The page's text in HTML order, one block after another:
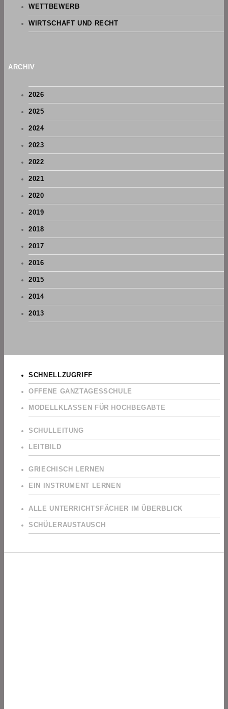
WETTBEWERB
WIRTSCHAFT UND RECHT
ARCHIV
2026
2025
2024
2023
2022
2021
2020
2019
2018
2017
2016
2015
2014
2013
SCHNELLZUGRIFF
OFFENE GANZTAGESSCHULE
MODELLKLASSEN FÜR HOCHBEGABTE
SCHULLEITUNG
LEITBILD
GRIECHISCH LERNEN
EIN INSTRUMENT LERNEN
ALLE UNTERRICHTSFÄCHER IM ÜBERBLICK
SCHÜLERAUSTAUSCH